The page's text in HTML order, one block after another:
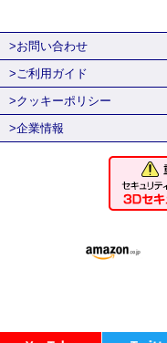
>お問い合わせ
>ご利用ガイド
>クッキーポリシー
>企業情報